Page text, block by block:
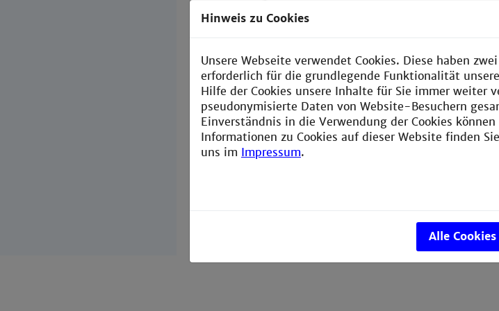
Seit Dezember 2023 hat die Hochschulbibliothek
Angebote auf dem Laufenden halten und Sie mit
wissenschaftliche Arbeiten versorgen.
Sie haben Interesse, schnell und einfach an die
zu kommen? Dann folgen Sie@hsma_bibliothek
Hinweis zu Cookies
Unsere Webseite verwendet Cookies. Diese haben
erforderlich für die grundlegende Funktionalität
Hilfe der Cookies unsere Inhalte für Sie immer weiter
pseudonymisierte Daten von Website-Besuchern
Einverständnis in die Verwendung der Cookies
Informationen zu Cookies auf dieser Website finden
uns im Impressum.
Alle